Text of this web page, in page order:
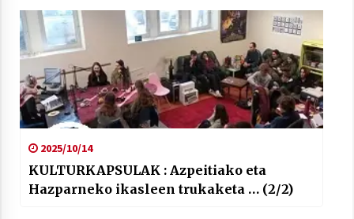
2025/10/14
KULTURKAPSULAK : Azpeitiako eta
Hazparneko ikasleen trukaketa … (2/2)